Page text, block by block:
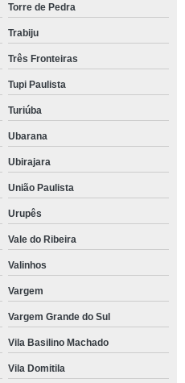
Torre de Pedra
Trabiju
Três Fronteiras
Tupi Paulista
Turiúba
Ubarana
Ubirajara
União Paulista
Urupês
Vale do Ribeira
Valinhos
Vargem
Vargem Grande do Sul
Vila Basilino Machado
Vila Domitila